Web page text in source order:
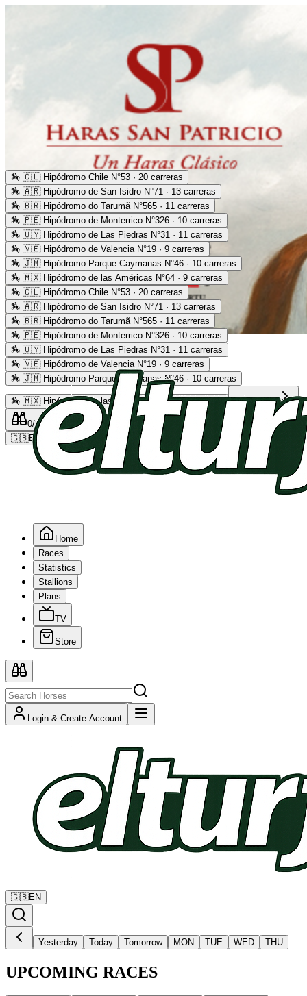
Advertising
🏇 🇨🇱 Hipódromo Chile N°53 · 20 carreras
🏇 🇦🇷 Hipódromo de San Isidro N°71 · 13 carreras
🏇 🇧🇷 Hipódromo do Tarumã N°565 · 11 carreras
🏇 🇵🇪 Hipódromo de Monterrico N°326 · 10 carreras
🏇 🇺🇾 Hipódromo de Las Piedras N°31 · 11 carreras
🏇 🇻🇪 Hipódromo de Valencia N°19 · 9 carreras
🏇 🇯🇲 Hipódromo Parque Caymanas N°46 · 10 carreras
🏇 🇲🇽 Hipódromo de las Américas N°64 · 9 carreras
🏇 🇨🇱 Hipódromo Chile N°53 · 20 carreras
🏇 🇦🇷 Hipódromo de San Isidro N°71 · 13 carreras
🏇 🇧🇷 Hipódromo do Tarumã N°565 · 11 carreras
🏇 🇵🇪 Hipódromo de Monterrico N°326 · 10 carreras
🏇 🇺🇾 Hipódromo de Las Piedras N°31 · 11 carreras
🏇 🇻🇪 Hipódromo de Valencia N°19 · 9 carreras
🏇 🇯🇲 Hipódromo Parque Caymanas N°46 · 10 carreras
🏇 🇲🇽 Hipódromo de las Américas N°64 · 9 carreras Read more
0/2 0/5
🇬🇧EN
Home
Races
Statistics
Stallions
Plans
TV
Store
Login & Create Account
🇬🇧EN
Yesterday Today Tomorrow MON TUE WED THU
UPCOMING RACES